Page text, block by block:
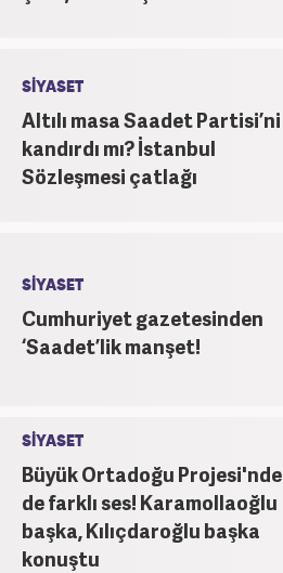
SİYASET
Altılı masa Saadet Partisi’ni
kandırdı mı? İstanbul
Sözleşmesi çatlağı
SİYASET
Cumhuriyet gazetesinden
‘Saadet’lik manşet!
SİYASET
Büyük Ortadoğu Projesi'nde
de farklı ses! Karamollaoğlu
başka, Kılıçdaroğlu başka
konuştu